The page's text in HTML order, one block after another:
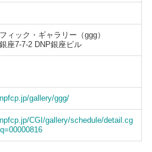
ィック・ギャラリー（ggg）
座7-7-2 DNP銀座ビル
gallery/ggg/
CGI/gallery/schedule/detail.cg